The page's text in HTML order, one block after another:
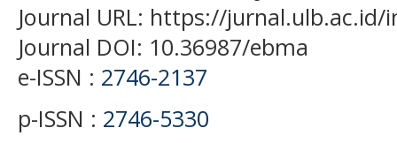
Journal URL: https://
Journal DOI: 10.36987/ebma
e-ISSN : 2746-2137
p-ISSN : 2746-5330